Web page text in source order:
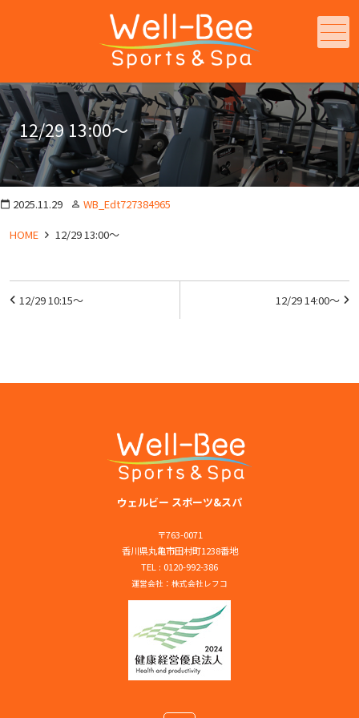
メニュー
12/29 13:00～
calendar_today 2025.11.29 person_outline WB_Edt727384965
HOME 12/29 13:00～
投
ビ
12/29 14:00～
12/29 10:15～
ウェルビー スポーツ&スパ
〒763-0071
香川県丸亀市田村町1238番地
TEL : 0120-992-386
運営会社： 株式会社レフコ